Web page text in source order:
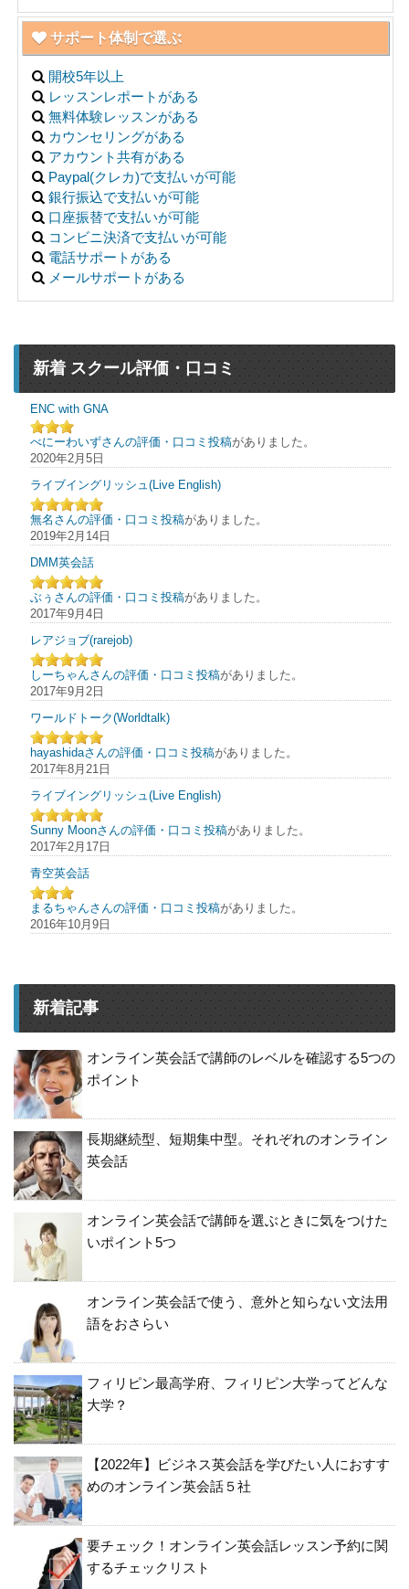
サポート体制で選ぶ
開校5年以上
レッスンレポートがある
無料体験レッスンがある
カウンセリングがある
アカウント共有がある
Paypal(クレカ)で支払いが可能
銀行振込で支払いが可能
口座振替で支払いが可能
コンビニ決済で支払いが可能
電話サポートがある
メールサポートがある
新着 スクール評価・口コミ
ENC with GNA
べにーわいずさんの評価・口コミ投稿がありました。
2020年2月5日
ライブイングリッシュ(Live English)
無名さんの評価・口コミ投稿がありました。
2019年2月14日
DMM英会話
ぶぅさんの評価・口コミ投稿がありました。
2017年9月4日
レアジョブ(rarejob)
しーちゃんさんの評価・口コミ投稿がありました。
2017年9月2日
ワールドトーク(Worldtalk)
hayashidaさんの評価・口コミ投稿がありました。
2017年8月21日
ライブイングリッシュ(Live English)
Sunny Moonさんの評価・口コミ投稿がありました。
2017年2月17日
青空英会話
まるちゃんさんの評価・口コミ投稿がありました。
2016年10月9日
新着記事
オンライン英会話で講師のレベルを確認する5つの
ポイント
長期継続型、短期集中型。それぞれのオンライン
英会話
オンライン英会話で講師を選ぶときに気をつけた
いポイント5つ
オンライン英会話で使う、意外と知らない文法用
語をおさらい
フィリピン最高学府、フィリピン大学ってどんな
大学？
【2022年】ビジネス英会話を学びたい人におすす
めのオンライン英会話５社
要チェック！オンライン英会話レッスン予約に関
するチェックリスト